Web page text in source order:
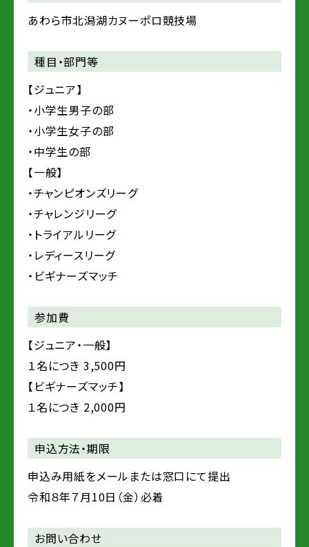
あわら市北潟湖カヌーポロ競技場
種目・部門等
【ジュニア】
・小学生男子の部
・小学生女子の部
・中学生の部
【一般】
・チャンピオンズリーグ
・チャレンジリーグ
・トライアルリーグ
・レディースリーグ
・ビギナーズマッチ
参加費
【ジュニア・一般】
１名につき 3,500円
【ビギナーズマッチ】
１名につき 2,000円
申込方法・期限
申込み用紙をメールまたは窓口にて提出
令和８年７月10日（金）必着
お問い合わせ